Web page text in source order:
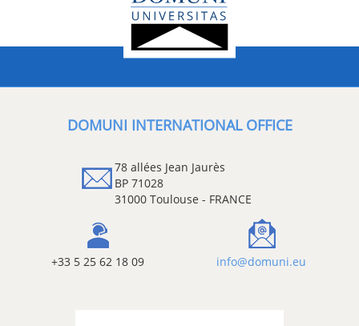
DOMUNI INTERNATIONAL OFFICE
78 allées Jean Jaurès
BP 71028
31000 Toulouse - FRANCE
+33 5 25 62 18 09 info@domuni.eu